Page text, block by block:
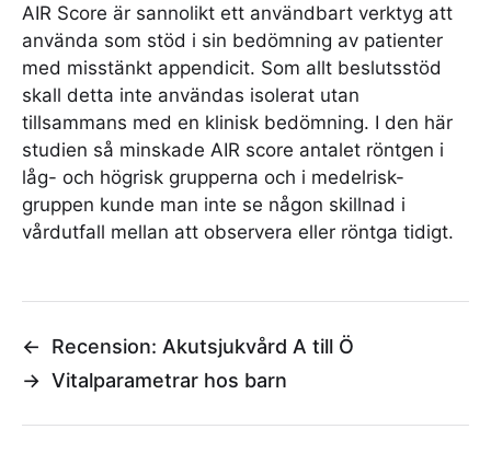
AIR Score är sannolikt ett användbart verktyg att
använda som stöd i sin bedömning av patienter
med misstänkt appendicit. Som allt beslutsstöd
skall detta inte användas isolerat utan
tillsammans med en klinisk bedömning. I den här
studien så minskade AIR score antalet röntgen i
låg- och högrisk grupperna och i medelrisk-
gruppen kunde man inte se någon skillnad i
vårdutfall mellan att observera eller röntga tidigt.
←
Recension: Akutsjukvård A till Ö
→ Vitalparametrar hos barn